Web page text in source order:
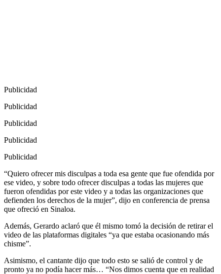
Publicidad
Publicidad
Publicidad
Publicidad
Publicidad
“Quiero ofrecer mis disculpas a toda esa gente que fue ofendida por
ese video, y sobre todo ofrecer disculpas a todas las mujeres que
fueron ofendidas por este video y a todas las organizaciones que
defienden los derechos de la mujer”, dijo en conferencia de prensa
que ofreció en Sinaloa.
Además, Gerardo aclaró que él mismo tomó la decisión de retirar el
video de las plataformas digitales “ya que estaba ocasionando más
chisme”.
Asimismo, el cantante dijo que todo esto se salió de control y de
pronto ya no podía hacer más… “Nos dimos cuenta que en realidad